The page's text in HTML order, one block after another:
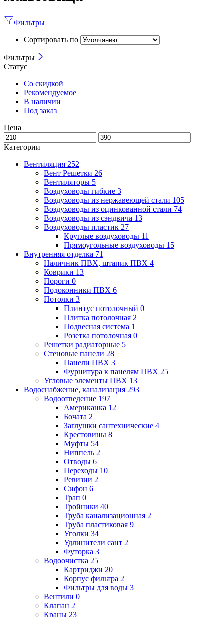
Фильтры
Сортировать по
Фильтры
Статус
Со скидкой
Рекомендуемое
В наличии
Под заказ
Цена
Категории
Вентиляция 252
Вент Решетки 26
Вентиляторы 5
Воздуховоды гибкие 3
Воздуховоды из нержавеющей стали 105
Воздуховоды из оцинкованной стали 74
Воздуховоды из сэндвича 13
Воздуховоды пластик 27
Круглые воздуховоды 11
Прямоугольные воздуховоды 15
Внутренняя отделка 71
Наличник ПВХ, штапик ПВХ 4
Коврики 13
Пороги 0
Подоконники ПВХ 6
Потолки 3
Плинтус потолочный 0
Плитка потолочная 2
Подвесная система 1
Розетка потолочная 0
Решетки радиаторные 5
Стеновые панели 28
Панели ПВХ 3
Фурнитура к панелям ПВХ 25
Угловые элементы ПВХ 13
Водоснабжение, канализация 293
Водоотведение 197
Американка 12
Бочата 2
Заглушки сантехнические 4
Крестовины 8
Муфты 54
Ниппель 2
Отводы 6
Переходы 10
Ревизии 2
Сифон 6
Трап 0
Тройники 40
Труба канализационная 2
Труба пластиковая 9
Уголки 34
Удлинители сант 2
Футорка 3
Водоочистка 25
Картриджи 20
Корпус фильтра 2
Фильтры для воды 3
Вентили 0
Клапан 2
Краны 23